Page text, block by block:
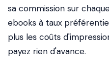
sa commission sur
ebooks à taux
plus les coûts
payez rien d'avance.